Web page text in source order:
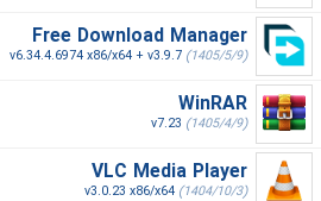
Free Download Manager
v6.34.4.6974 x86/x64 + v3.9.7 (1405/5/9)
WinRAR
v7.23 (1405/4/9)
VLC Media Player
v3.0.23 x86/x64 (1404/10/3)